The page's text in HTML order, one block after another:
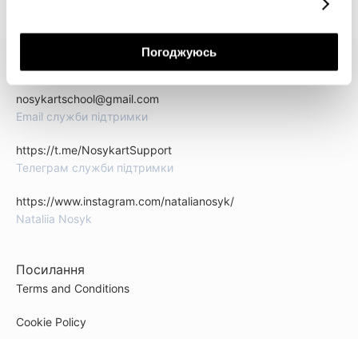
Погоджуюсь
nosykartschool@gmail.com
Email служби підтримки
https://t.me/NosykartSupport
Телеграм служби підтримки
https://www.instagram.com/natalianosyk/
Nataliia Nosyk
Посилання
Terms and Conditions
Cookie Policy